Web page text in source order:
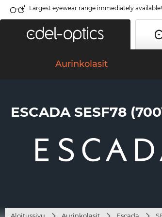
Largest eyewear range immediately available!
Aurinkolasit
ESCADA SESF78